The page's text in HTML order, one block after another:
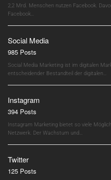
2,2 Mrd. Menschen nutzen Facebook.
Facebook…
Social Media
985 Posts
Social Media Marketing ist im digitalen
entscheidender Bestandteil der digitalen…
Instagram
394 Posts
Instagram Marketing bietet so viele
Netzwerk. Der Wachstum und…
Twitter
125 Posts